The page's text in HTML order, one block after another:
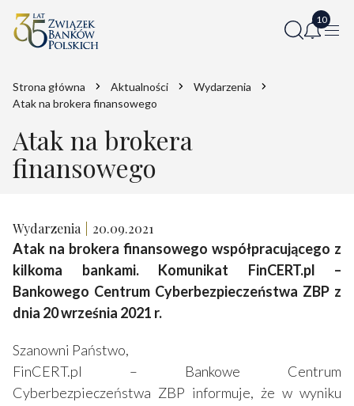
Strona główna Aktualności
Wydarzenia
Atak na brokera finansowego
Atak na brokera
finansowego
Wydarzenia 20.09.2021
Atak na brokera finansowego współpracującego z
kilkoma bankami. Komunikat FinCERT.pl –
Bankowego Centrum Cyberbezpieczeństwa ZBP z
dnia 20 września 2021 r.
Szanowni Państwo,
FinCERT.pl – Bankowe Centrum
Cyberbezpieczeństwa ZBP informuje, że w wyniku